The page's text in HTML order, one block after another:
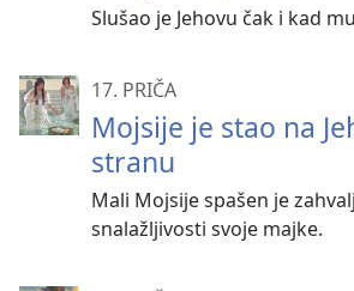
Slušao je Jehovu čak i kad
17. PRIČA
Mojsije je stao na
stranu
Mali Mojsije spašen je
snalažljivosti svoje majke.